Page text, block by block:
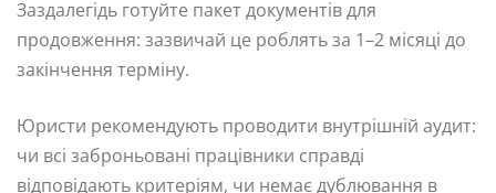
Заздалегідь готуйте пакет документів для
продовження: зазвичай це роблять за 1–2 місяці до
закінчення терміну.
Юристи рекомендують проводити внутрішній аудит:
чи всі заброньовані працівники справді
відповідають критеріям, чи немає дублювання в